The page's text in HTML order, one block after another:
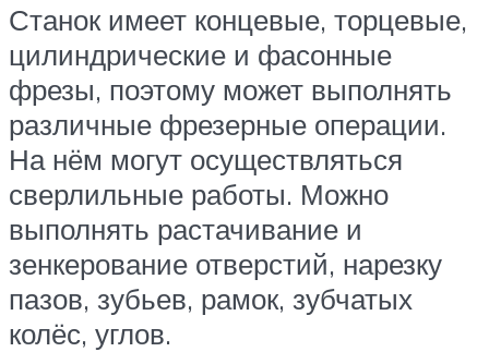
Станок имеет концевые, торцевые,
цилиндрические и фасонные
фрезы, поэтому может выполнять
различные фрезерные операции.
На нём могут осуществляться
сверлильные работы. Можно
выполнять растачивание и
зенкерование отверстий, нарезку
пазов, зубьев, рамок, зубчатых
колёс, углов.